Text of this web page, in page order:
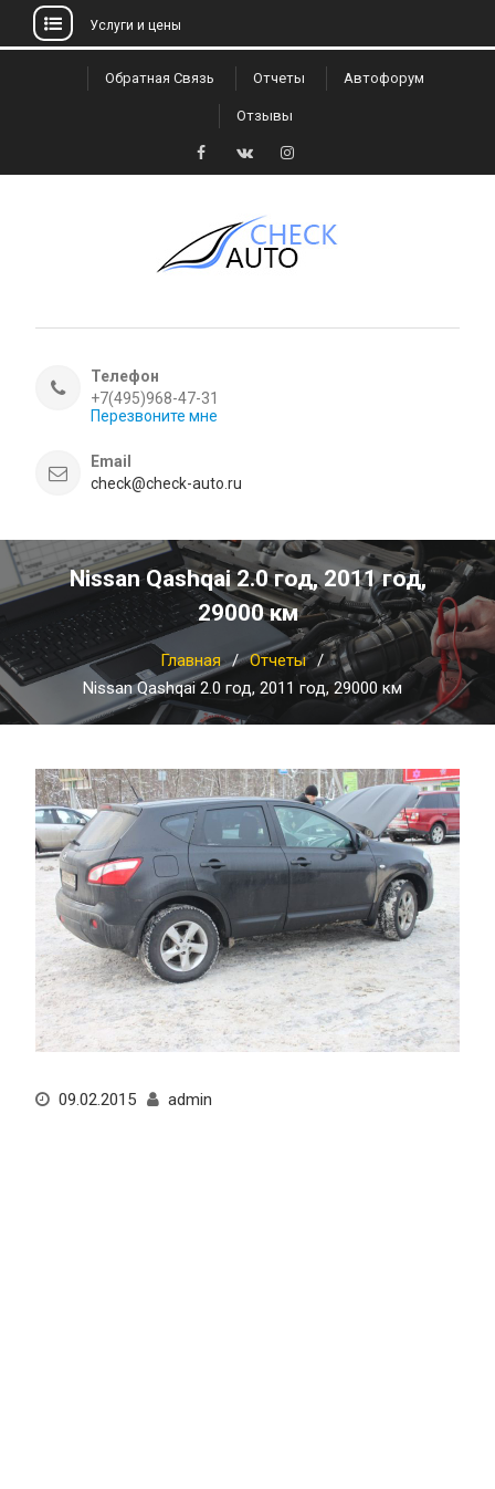
Услуги и цены
Обратная Связь Отчеты Автофорум
Отзывы
Facebook
VK Instagram
Телефон
+7(495)968-47-31
Перезвоните мне
Email
check@check-auto.ru
Nissan Qashqai 2.0 год, 2011 год,
29000 км
Главная
Отчеты
Nissan Qashqai 2.0 год, 2011 год, 29000 км
09.02.2015 admin